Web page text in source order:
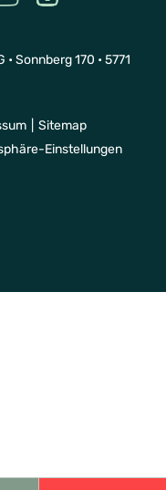
Sonnberg 170 • 5771
Sitemap
Einstellungen